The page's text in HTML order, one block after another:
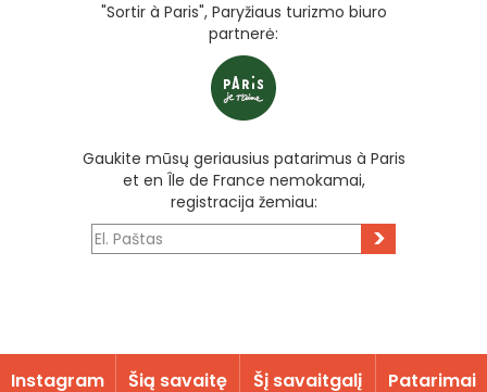
"Sortir à Paris", Paryžiaus turizmo biuro
partnerė:
Gaukite mūsų geriausius patarimus à Paris
et en Île de France nemokamai,
registracija žemiau:
>
Instagram Šią savaitę Šį savaitgalį Patarimai